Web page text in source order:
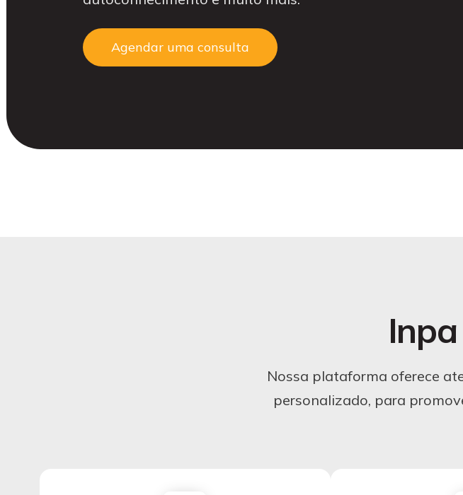
Agendar uma consulta
Nossa plataforma oferece
personalizado, para